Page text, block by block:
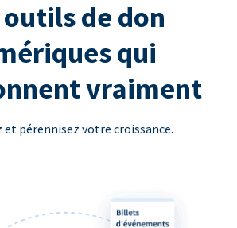
outils de don
qui
vraiment
pérennisez votre croissance.